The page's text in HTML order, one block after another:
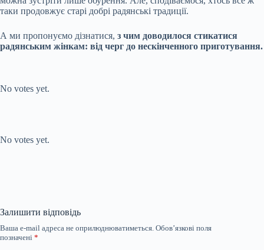
таки продовжує старі добрі радянські традиції.
А ми пропонуємо дізнатися, з чим доводилося стикатися
радянським жінкам: від черг до нескінченного приготування.
No votes yet.
No votes yet.
Залишити відповідь
Ваша e-mail адреса не оприлюднюватиметься. Обов’язкові поля
позначені *